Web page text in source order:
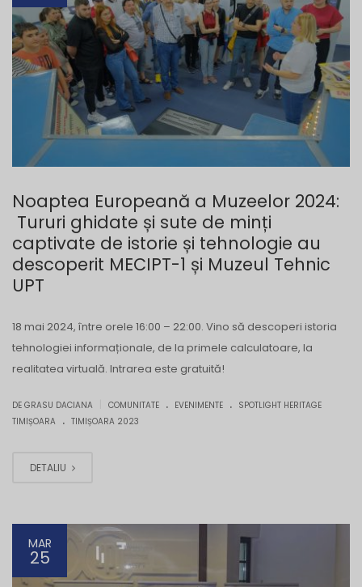
Noaptea Europeană a Muzeelor 2024:
Tururi ghidate și sute de minți
captivate de istorie și tehnologie au
descoperit MECIPT-1 și Muzeul Tehnic
UPT
18 mai 2024, între orele 16:00 – 22:00. Vino să descoperi istoria
tehnologiei informaționale, de la primele calculatoare, la
realitatea virtuală. Intrarea este gratuită!
DE GRASU DACIANA COMUNITATE . EVENIMENTE . SPOTLIGHT HERITAGE
TIMIȘOARA . TIMIȘOARA 2023
DETALIU
MAR
25